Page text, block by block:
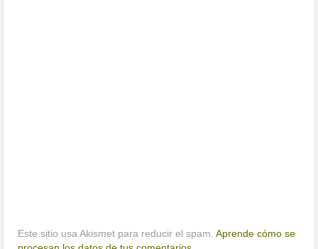
Este sitio usa Akismet para reducir el spam.Aprende cómo se